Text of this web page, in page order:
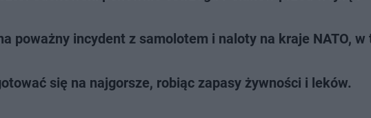
poważny incydent z samolotem i naloty na kraje NATO, w
się na najgorsze, robiąc zapasy żywności i leków.